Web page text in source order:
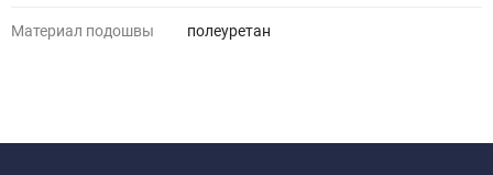
Материал подошвы полеуретан